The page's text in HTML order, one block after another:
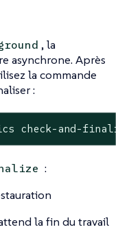
, la
asynchrone. Après
la commande
:
check-and-finalize
:
la fin du travail